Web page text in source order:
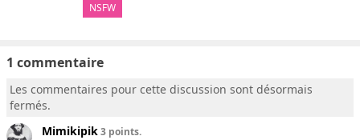
NSFW
1 commentaire
Les commentaires pour cette discussion sont désormais
fermés.
Mimikipik3 points.